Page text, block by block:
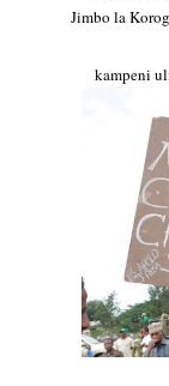
Jimbo la
kampeni